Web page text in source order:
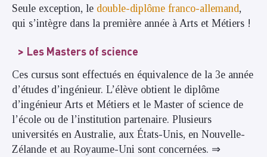
Seule exception, le double-diplôme franco-allemand,
qui s’intègre dans la première année à Arts et Métiers !
Les Masters of science
Ces cursus sont effectués en équivalence de la 3e année
d’études d’ingénieur. L’élève obtient le diplôme
d’ingénieur Arts et Métiers et le Master of science de
l’école ou de l’institution partenaire. Plusieurs
universités en Australie, aux États-Unis, en Nouvelle-
Zélande et au Royaume-Uni sont concernées. ⇒